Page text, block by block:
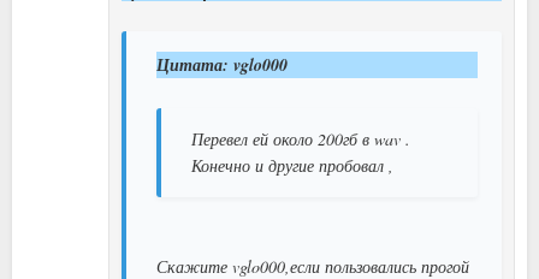
Цитата: vglo000
Перевел ей около 200гб в wav .
Конечно и другие пробовал ,
Скажите vglo000,если пользовались прогой